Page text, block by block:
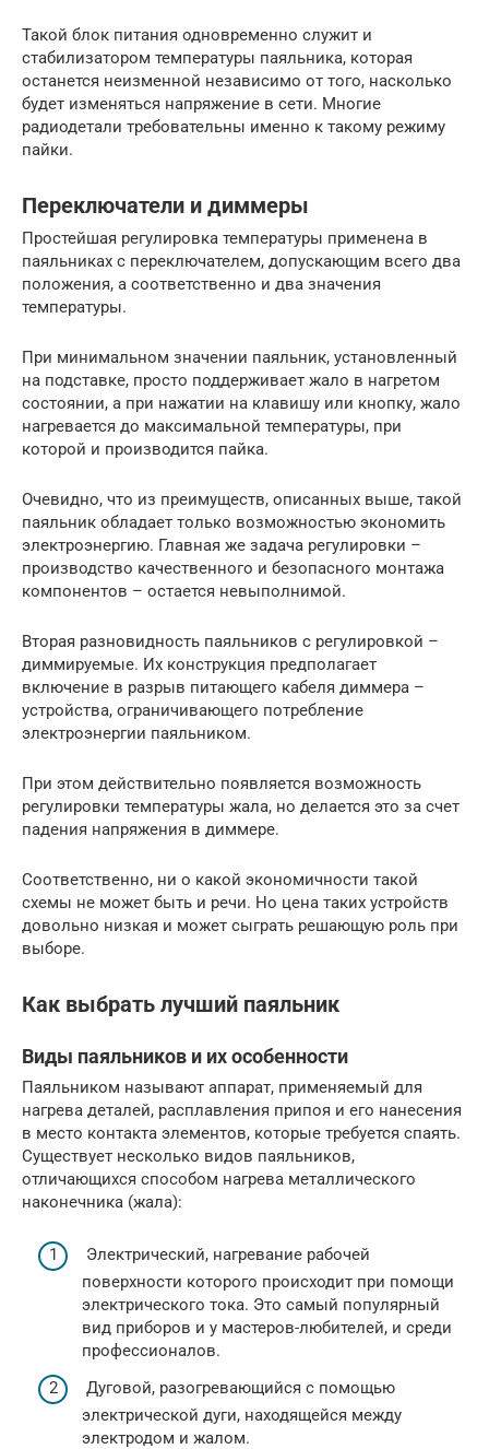
Такой блок питания одновременно служит и
стабилизатором температуры паяльника, которая
останется неизменной независимо от того, насколько
будет изменяться напряжение в сети. Многие
радиодетали требовательны именно к такому режиму
пайки.
Переключатели и диммеры
Простейшая регулировка температуры применена в
паяльниках с переключателем, допускающим всего два
положения, а соответственно и два значения
температуры.
При минимальном значении паяльник, установленный
на подставке, просто поддерживает жало в нагретом
состоянии, а при нажатии на клавишу или кнопку, жало
нагревается до максимальной температуры, при
которой и производится пайка.
Очевидно, что из преимуществ, описанных выше, такой
паяльник обладает только возможностью экономить
электроэнергию. Главная же задача регулировки –
производство качественного и безопасного монтажа
компонентов – остается невыполнимой.
Вторая разновидность паяльников с регулировкой –
диммируемые. Их конструкция предполагает
включение в разрыв питающего кабеля диммера –
устройства, ограничивающего потребление
электроэнергии паяльником.
При этом действительно появляется возможность
регулировки температуры жала, но делается это за счет
падения напряжения в диммере.
Соответственно, ни о какой экономичности такой
схемы не может быть и речи. Но цена таких устройств
довольно низкая и может сыграть решающую роль при
выборе.
Как выбрать лучший паяльник
Виды паяльников и их особенности
Паяльником называют аппарат, применяемый для
нагрева деталей, расплавления припоя и его нанесения
в место контакта элементов, которые требуется спаять.
Существует несколько видов паяльников,
отличающихся способом нагрева металлического
наконечника (жала):
Электрический, нагревание рабочей
поверхности которого происходит при помощи
электрического тока. Это самый популярный
вид приборов и у мастеров-любителей, и среди
профессионалов.
Дуговой, разогревающийся с помощью
электрической дуги, находящейся между
электродом и жалом.